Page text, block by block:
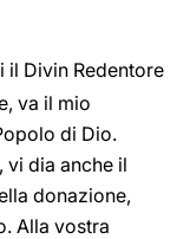
il Divin Redentore
va il mio
di Dio.
vi dia anche il
donazione,
Alla vostra